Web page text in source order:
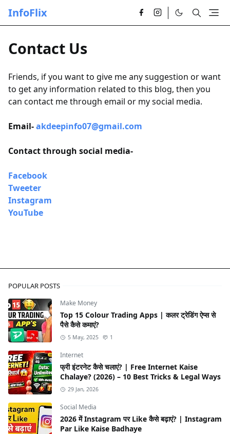
InfoFlix
Contact Us
Friends, if you want to give me any suggestion or want
to get any information related to this blog, then you
can contact me through email or my social media.
Email-akdeepinfo07@gmail.com
Contact through social media-
Facebook
Tweeter
Instagram
YouTube
POPULAR POSTS
Make Money
Top 15 Colour Trading Apps | कलर ट्रेडिंग ऐप्स से
पैसे कैसे कमाएं?
5 May, 2025 1
Internet
फ्री इंटरनेट कैसे चलाएं? | Free Internet Kaise
Chalaye? (2026) – 10 Best Tricks & Legal Ways
29 Jan, 2026
Social Media
2026 में Instagram पर Like कैसे बढ़ाएं? | Instagram
Par Like Kaise Badhaye